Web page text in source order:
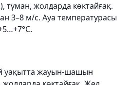
жолдарда көктайғақ.
3–8 м/с. Ауа температурасы
уақытта жауын-шашын